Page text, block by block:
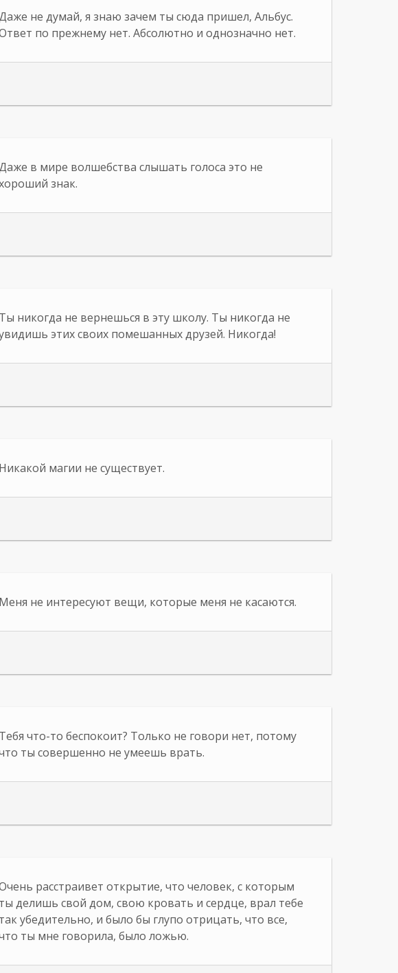
не думай, я знаю зачем ты сюда пришел, Альбус.
по прежнему нет. Абсолютно и однозначно нет.
в мире волшебства слышать голоса это не
знак.
Ты никогда не вернешься в эту школу. Ты никогда не
этих своих помешанных друзей. Никогда!
Никакой магии не существует.
Меня не интересуют вещи, которые меня не касаются.
Тебя что-то беспокоит? Только не говори нет, потому
ты совершенно не умеешь врать.
расстраивет открытие, что человек, с которым
ты делишь свой дом, свою кровать и сердце, врал тебе
так убедительно, и было бы глупо отрицать, что все,
ты мне говорила, было ложью.